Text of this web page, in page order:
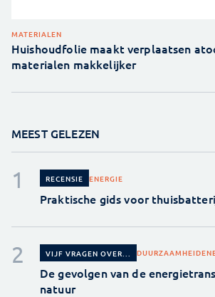
MATERIALEN
Huishoudfolie maakt verplaatsen
materialen makkelijker
MEEST GELEZEN
RECENSIE ENERGIE
Praktische gids voor
VIJF VRAGEN OVER... DUURZAAMHEID
De gevolgen van de
natuur